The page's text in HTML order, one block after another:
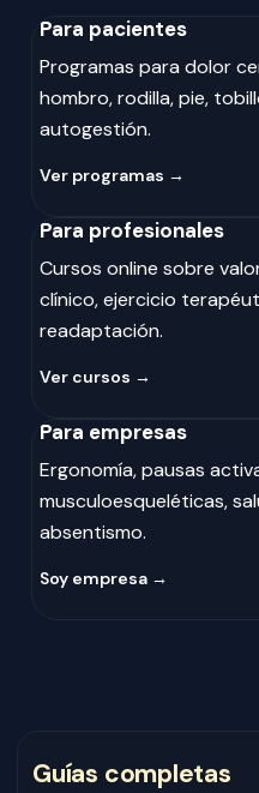
Para pacientes
Programas para dolor
hombro, rodilla, pie,
autogestión.
Ver programas →
Para profesionales
Cursos online sobre
clínico, ejercicio
readaptación.
Ver cursos →
Para empresas
Ergonomía, pausas
musculoesqueléticas,
absentismo.
Soy empresa →
Guías completas